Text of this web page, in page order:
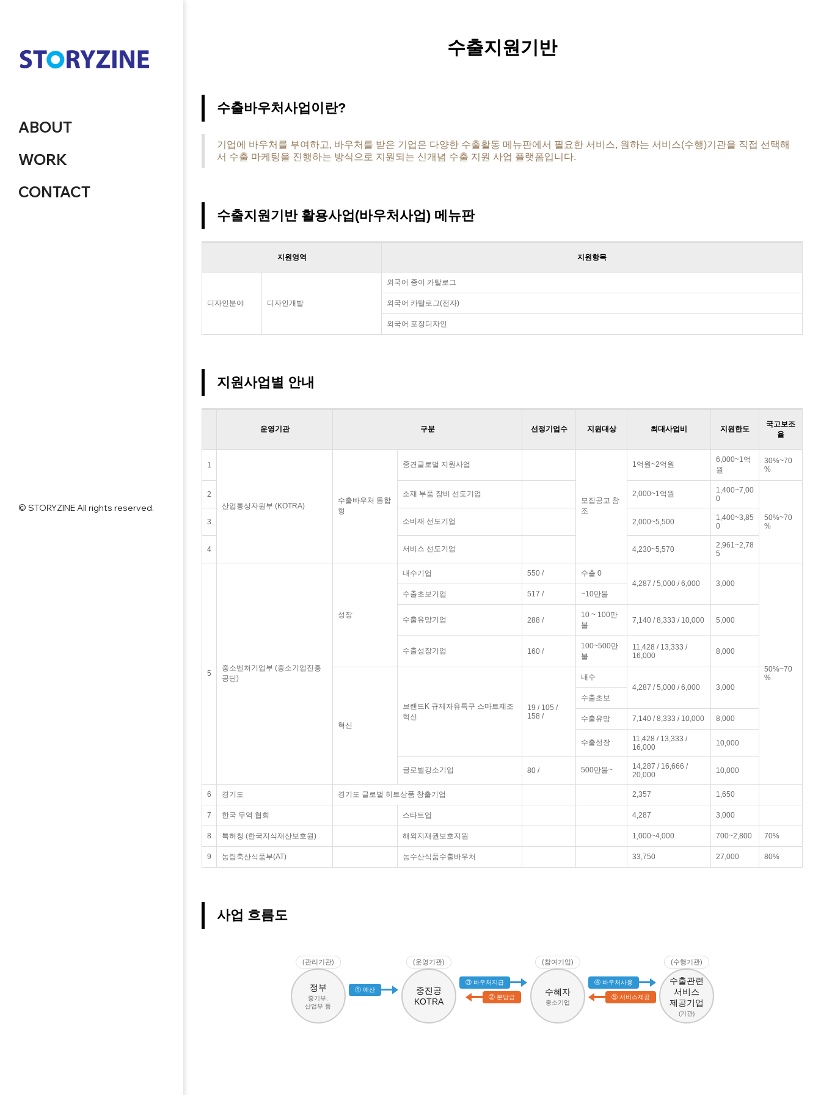
ABOUT
WORK
CONTACT
© STORYZINE All rights reserved.
수출지원기반
수출바우처사업이란?
기업에 바우처를 부여하고, 바우처를 받은 기업은 다양한 수출활동 메뉴판에서 필요한 서비스, 원하는 서비스(수행)기관을 직접 선택해
서 수출 마케팅을 진행하는 방식으로 지원되는 신개념 수출 지원 사업 플랫폼입니다.
수출지원기반 활용사업(바우처사업) 메뉴판
지원영역 지원항목
디자인분야 디자인개발
외국어 종이 카탈로그
외국어 카탈로그(전자)
외국어 포장디자인
지원사업별 안내
운영기관 구분 선정기업수 지원대상 최대사업비 지원한도
국고보조
율
1
산업통상자원부 (KOTRA)
수출바우처 통합
형
중견글로벌 지원사업
모집공고 참
조
1억원~2억원
6,000~1억
원
30%~70
%
2 소재 부품 장비 선도기업 2,000~1억원
1,400~7,00
0
50%~70
%
3 소비재 선도기업 2,000~5,500
1,400~3,85
0
4 서비스 선도기업 4,230~5,570
2,961~2,78
5
5
중소벤처기업부 (중소기업진흥
공단)
성장
내수기업 550 /
수출 0
4,287 / 5,000 / 6,000
3,000
50%~70
%
수출초보기업 517 / ~10만불
수출유망기업 288 /
10 ~ 100만
불
7,140 / 8,333 / 10,000 5,000
수출성장기업 160 /
100~500만
불
11,428 / 13,333 /
16,000
8,000
혁신
브랜드K 규제자유특구 스마트제조
혁신
19 / 105 /
158 /
내수
4,287 / 5,000 / 6,000
3,000
수출초보
수출유망 7,140 / 8,333 / 10,000 8,000
수출성장
11,428 / 13,333 /
16,000
10,000
글로벌강소기업 80 / 500만불~
14,287 / 16,666 /
20,000
10,000
6 경기도 경기도 글로벌 히트상품 창출기업 2,357 1,650
7 한국 무역 협회 스타트업 4,287 3,000
8 특허청 (한국지식재산보호원) 해외지재권보호지원 1,000~4,000 700~2,800 70%
9 농림축산식품부(AT) 농수산식품수출바우처 33,750 27,000 80%
사업 흐름도
(관리기관)
정부
중기부,
산업부 등
① 예산
(운영기관)
중진공
KOTRA
③ 바우처지급
② 분담금
(참여기업)
수혜자
중소기업
④ 바우처사용
⑤ 서비스제공
(수행기관)
수출관련
서비스
제공기업
(기관)